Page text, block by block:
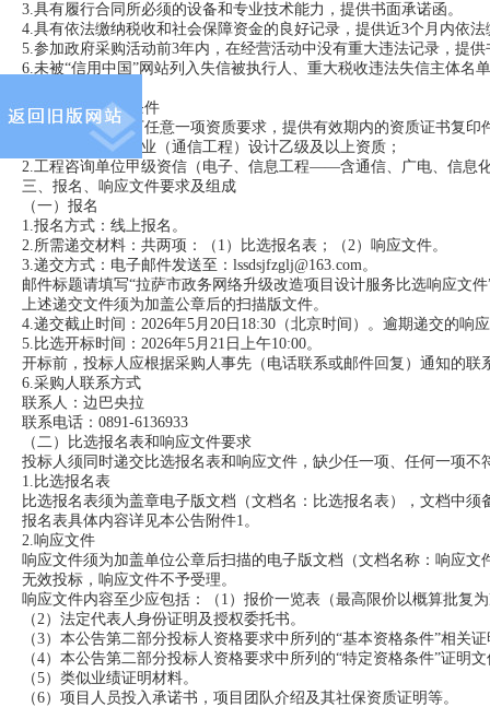
3.具有履行合同所必须的设备和专业技术能力，提供书面承诺函。
4.具有依法缴纳税收和社会保障资金的良好记录，提供近3个月内依
5.参加政府采购活动前3年内，在经营活动中没有重大违法记录，提
6.未被“信用中国”网站列入失信被执行人、重大税收违法失信主体
（二）特定资格条件
投标人须满足以下任意一项资质要求，提供有效期内的资质证书复印
1.电子通信广电行业（通信工程）设计乙级及以上资质；
2.工程咨询单位甲级资信（电子、信息工程——含通信、广电、信息
三、报名、响应文件要求及组成
（一）报名
1.报名方式：线上报名。
2.所需递交材料：共两项：（1）比选报名表；（2）响应文件。
3.递交方式：电子邮件发送至：lssdsjfzglj@163.com。
邮件标题请填写“拉萨市政务网络升级改造项目设计服务比选响应文
上述递交文件须为加盖公章后的扫描版文件。
4.递交截止时间：2026年5月20日18:30（北京时间）。逾期递交的响
5.比选开标时间：2026年5月21日上午10:00。
开标前，投标人应根据采购人事先（电话联系或邮件回复）通知的
6.采购人联系方式
联系人：边巴央拉
联系电话：0891-6136933
（二）比选报名表和响应文件要求
投标人须同时递交比选报名表和响应文件，缺少任一项、任何一项不
1.比选报名表
比选报名表须为盖章电子版文档（文档名：比选报名表），文档中
报名表具体内容详见本公告附件1。
2.响应文件
响应文件须为加盖单位公章后扫描的电子版文档（文档名称：响应
无效投标，响应文件不予受理。
响应文件内容至少应包括：（1）报价一览表（最高限价以概算批复
（2）法定代表人身份证明及授权委托书。
（3）本公告第二部分投标人资格要求中所列的“基本资格条件”相关
（4）本公告第二部分投标人资格要求中所列的“特定资格条件”证明
（5）类似业绩证明材料。
（6）项目人员投入承诺书，项目团队介绍及其社保资质证明等。